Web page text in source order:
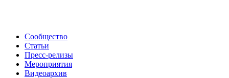
Сообщество
Статьи
Пресс-релизы
Мероприятия
Видеоархив